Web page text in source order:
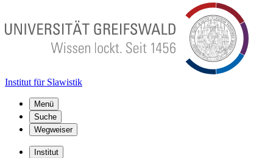
Institut für Slawistik
Menü
Suche
Wegweiser
Institut